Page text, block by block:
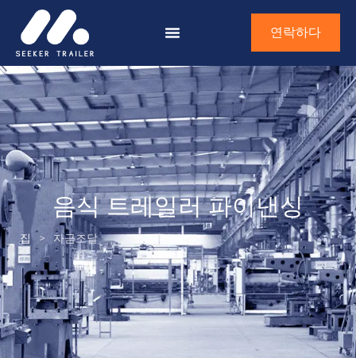
연락하다
음식 트레일러 파이낸싱
집 > 자금조달